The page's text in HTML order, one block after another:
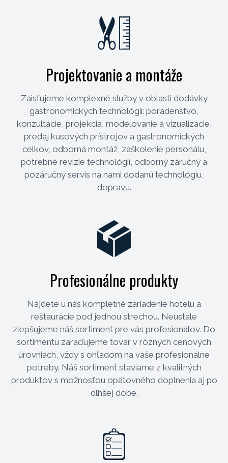
Projektovanie a montáže
Zaisťujeme komplexné služby v oblasti dodávky
gastronomických technológií: poradenstvo,
konzultácie, projekcia, modelovanie a vizualizácie,
predaj kusových prístrojov a gastronomických
celkov, odborná montáž, zaškolenie personálu,
potrebné revízie technológií, odborný záručný a
pozáručný servis na nami dodanú technológiu,
dopravu.
Profesionálne produkty
Nájdete u nás kompletné zariadenie hotelu a
reštaurácie pod jednou strechou. Neustále
zlepšujeme náš sortiment pre vás profesionálov. Do
sortimentu zaraďujeme tovar v rôznych cenových
úrovniach, vždy s ohľadom na vaše profesionálne
potreby. Náš sortiment staviame z kvalitných
produktov s možnosťou opätovného doplnenia aj po
dlhšej dobe.